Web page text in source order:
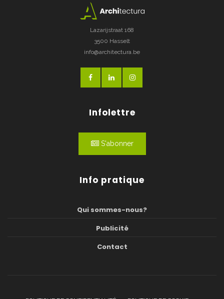
Lazarijstraat 168
3500 Hasselt
info@architectura.be
Infolettre
S'abonner
Info pratique
Qui sommes-nous?
Publicité
Contact